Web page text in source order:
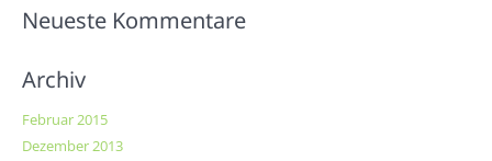
Neueste Kommentare
Archiv
Februar 2015
Dezember 2013